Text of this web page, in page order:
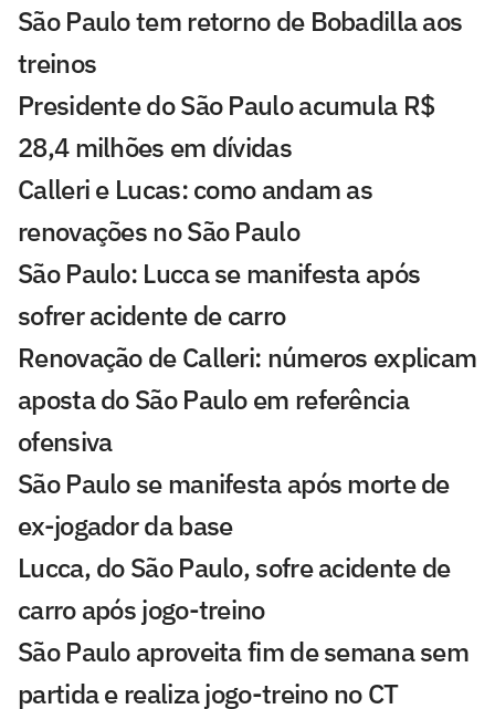
São Paulo tem retorno de Bobadilla aos
treinos
Presidente do São Paulo acumula R$
28,4 milhões em dívidas
Calleri e Lucas: como andam as
renovações no São Paulo
São Paulo: Lucca se manifesta após
sofrer acidente de carro
Renovação de Calleri: números explicam
aposta do São Paulo em referência
ofensiva
São Paulo se manifesta após morte de
ex-jogador da base
Lucca, do São Paulo, sofre acidente de
carro após jogo-treino
São Paulo aproveita fim de semana sem
partida e realiza jogo-treino no CT